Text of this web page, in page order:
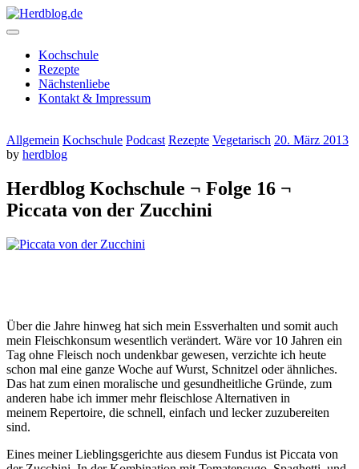
Skip
to
Herdblog.de
Kochschule
Rezepte
Nächstenliebe
Kontakt & Impressum
Allgemein Kochschule Podcast Rezepte Vegetarisch 20. März 2013
by herdblog
Herdblog Kochschule ¬ Folge 16 ¬
Piccata von der Zucchini
Über die Jahre hinweg hat sich mein Essverhalten und somit auch
mein Fleischkonsum wesentlich verändert. Wäre vor 10 Jahren ein
Tag ohne Fleisch noch undenkbar gewesen, verzichte ich heute
schon mal eine ganze Woche auf Wurst, Schnitzel oder ähnliches.
Das hat zum einen moralische und gesundheitliche Gründe, zum
anderen habe ich immer mehr fleischlose Alternativen in
meinem Repertoire, die schnell, einfach und lecker zuzubereiten
sind.
Eines meiner Lieblingsgerichte aus diesem Fundus ist Piccata von